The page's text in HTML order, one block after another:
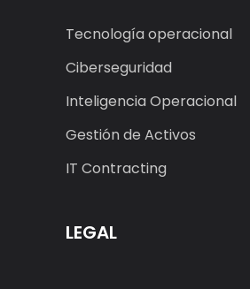
Tecnología operacional
Ciberseguridad
Inteligencia Operacional
Gestión de Activos
IT Contracting
LEGAL